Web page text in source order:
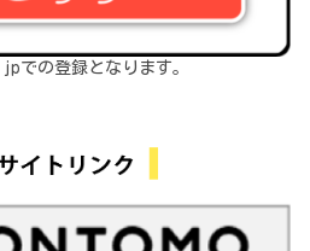
の登録となります。